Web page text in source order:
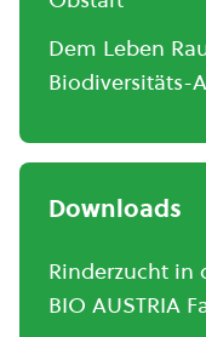
Dem Leben
Biodiversitäts-
Downloads
Rinderzucht in
BIO AUSTRIA